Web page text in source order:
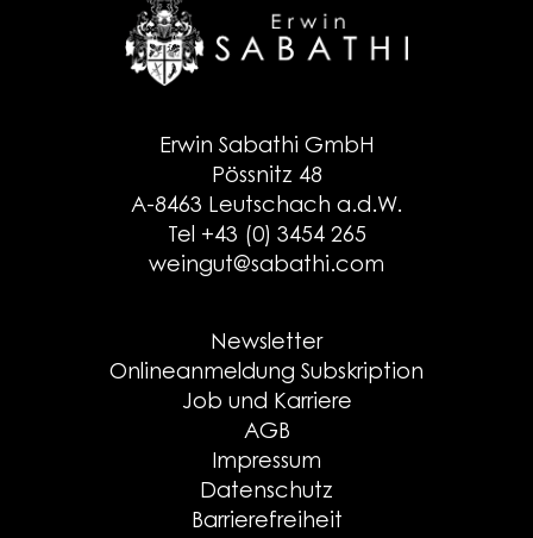
Erwin Sabathi GmbH
Pössnitz 48
A-8463 Leutschach a.d.W.
Tel +43 (0) 3454 265
weingut@sabathi.com
Newsletter
Onlineanmeldung Subskription
Job und Karriere
AGB
Impressum
Datenschutz
Barrierefreiheit